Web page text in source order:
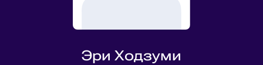
Эри Ходзуми